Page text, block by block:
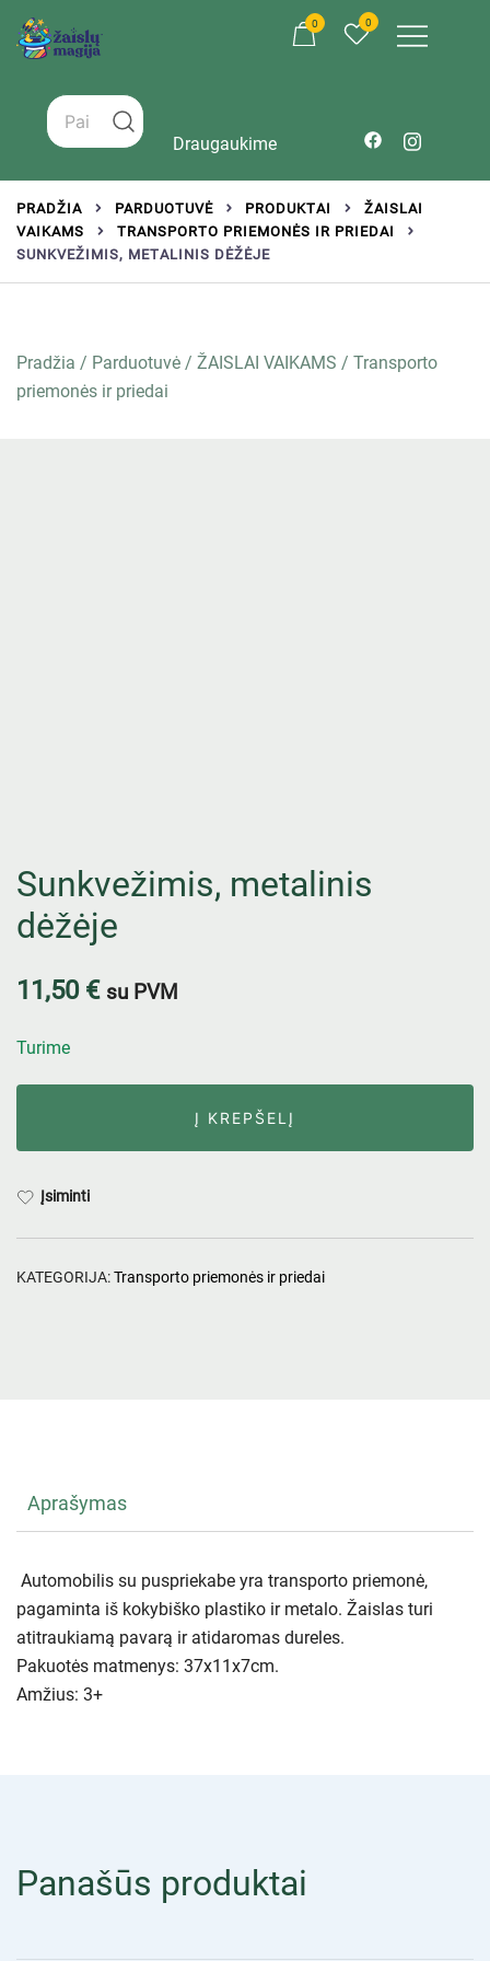
0 0
Draugaukime
PRADŽIA PARDUOTUVĖ PRODUKTAI
ŽAISLAI
VAIKAMS
TRANSPORTO PRIEMONĖS IR PRIEDAI
SUNKVEŽIMIS, METALINIS DĖŽĖJE
Pradžia / Parduotuvė / ŽAISLAI VAIKAMS / Transporto
priemonės ir priedai
Sunkvežimis, metalinis
dėžėje
11,50 € su PVM
Turime
Į KREPŠELĮ
Įsiminti
KATEGORIJA:Transporto priemonės ir priedai
Aprašymas
Automobilis su puspriekabe yra transporto priemonė,
pagaminta iš kokybiško plastiko ir metalo. Žaislas turi
atitraukiamą pavarą ir atidaromas dureles.
Pakuotės matmenys: 37x11x7cm.
Amžius: 3+
Panašūs produktai